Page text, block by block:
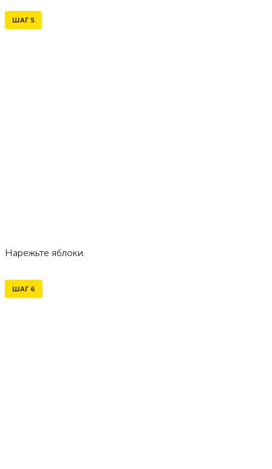
ШАГ 5
Нарежьте яблоки.
ШАГ 6